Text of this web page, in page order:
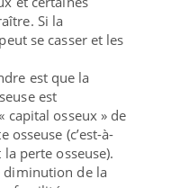
Si la
se casser et les
est que la
est
capital osseux » de
osseuse (c’est-à-
perte osseuse).
diminution de la